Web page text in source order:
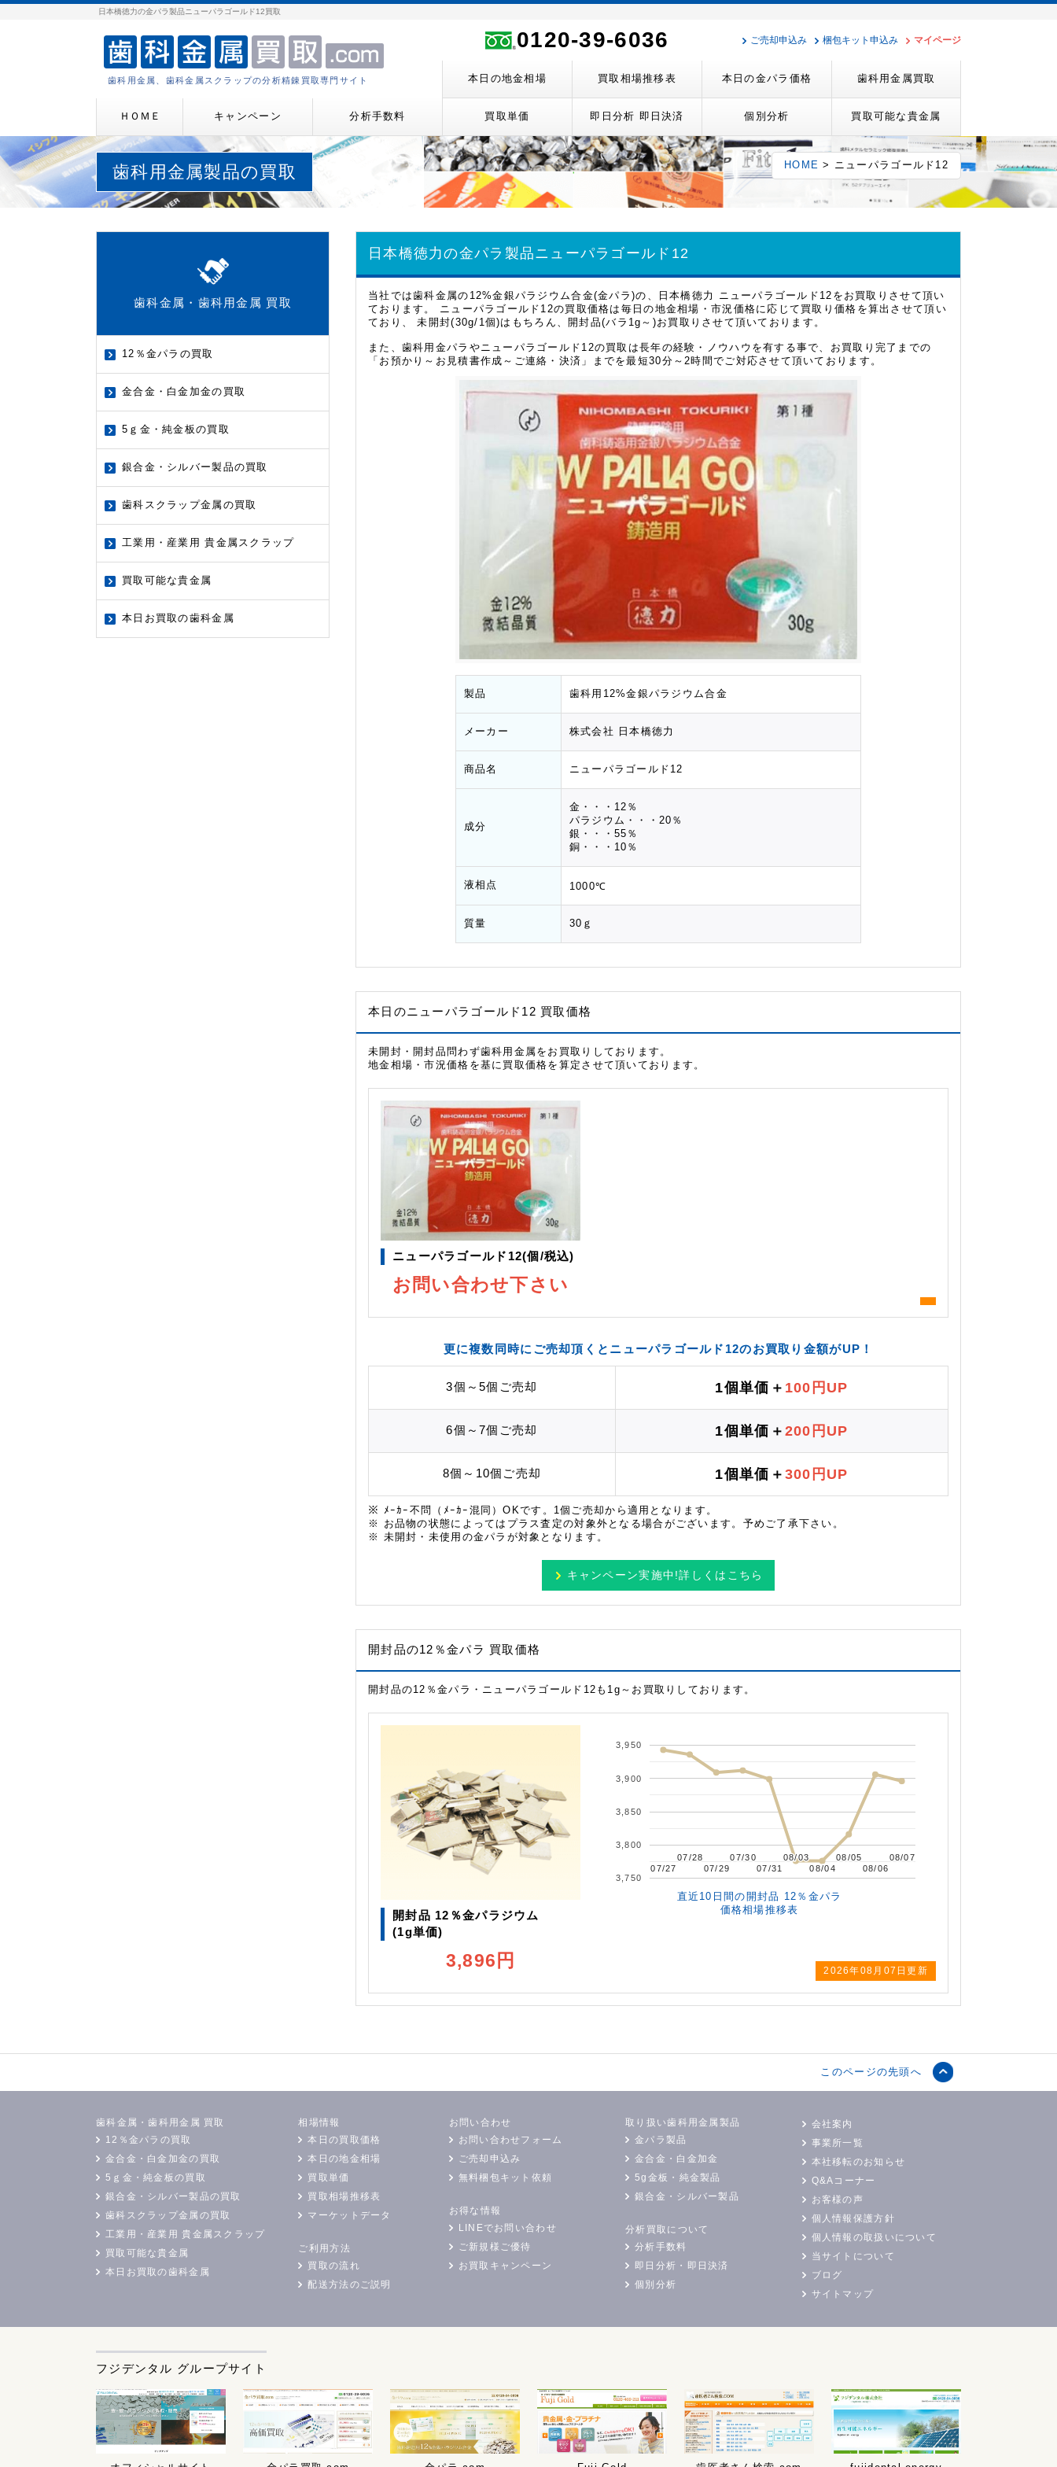
日本橋徳力の金パラ製品ニューパラゴールド12買取
歯科用金属、歯科金属スクラップの分析精錬買取専門サイト
0120-39-6036 ご売却申込み 梱包キット申込み マイページ
本日の地金相場 買取相場推移表 本日の金パラ価格 歯科用金属買取
ＨＯＭＥ キャンペーン 分析手数料 買取単価 即日分析 即日決済 個別分析 買取可能な貴金属
歯科用金属製品の買取 HOME > ニューパラゴールド12
日本橋徳力の金パラ製品ニューパラゴールド12
当社では歯科金属の12%金銀パラジウム合金(金パラ)の、日本橋徳力 ニューパラゴールド12をお買取りさせて頂い
ております。 ニューパラゴールド12の買取価格は毎日の地金相場・市況価格に応じて買取り価格を算出させて頂い
ており、 未開封(30g/1個)はもちろん、開封品(バラ1g～)お買取りさせて頂いております。
また、歯科用金パラやニューパラゴールド12の買取は長年の経験・ノウハウを有する事で、お買取り完了までの
「お預かり～お見積書作成～ご連絡・決済」までを最短30分～2時間でご対応させて頂いております。
製品 歯科用12%金銀パラジウム合金
メーカー 株式会社 日本橋徳力
商品名 ニューパラゴールド12
成分
金・・・12％
パラジウム・・・20％
銀・・・55％
銅・・・10％
液相点 1000℃
質量 30ｇ
本日のニューパラゴールド12 買取価格
未開封・開封品問わず歯科用金属をお買取りしております。
地金相場・市況価格を基に買取価格を算定させて頂いております。
ニューパラゴールド12(個/税込)
お問い合わせ下さい
更に複数同時にご売却頂くとニューパラゴールド12のお買取り金額がUP！
3個～5個 ご売却 1個単価＋ 100円UP
6個～7個 ご売却 1個単価＋ 200円UP
8個～10個 ご売却 1個単価＋ 300円UP
※ ﾒｰｶｰ不問（ﾒｰｶｰ混同）OKです。1個ご売却から適用となります。
※ お品物の状態によってはプラス査定の対象外となる場合がございます。予めご了承下さい。
※ 未開封・未使用の金パラが対象となります。
キャンペーン実施中!詳しくはこちら
開封品の12％金パラ 買取価格
開封品の12％金パラ・ニューパラゴールド12も1g～お買取りしております。
開封品 12％金パラジウム
(1g単価)
3,896円 2026年08月07日更新
07/27
07/27
07/28
07/28
07/29
07/29
07/30
07/30
07/31
07/31
08/03
08/03
08/04
08/04
08/05
08/05
08/06
08/06
08/07
08/07
3,750
3,800
3,850
3,900
3,950
直近10日間の開封品 12％金パラ
価格相場推移表
歯科金属・歯科用金属 買取
12％金パラの買取
金合金・白金加金の買取
5ｇ金・純金板の買取
銀合金・シルバー製品の買取
歯科スクラップ金属の買取
工業用・産業用 貴金属スクラップ
買取可能な貴金属
本日お買取の歯科金属
このページの先頭へ
歯科金属・歯科用金属 買取
12％金パラの買取
金合金・白金加金の買取
5ｇ金・純金板の買取
銀合金・シルバー製品の買取
歯科スクラップ金属の買取
工業用・産業用 貴金属スクラップ
買取可能な貴金属
本日お買取の歯科金属
相場情報
本日の買取価格
本日の地金相場
買取単価
買取相場推移表
マーケットデータ
ご利用方法
買取の流れ
配送方法のご説明
お問い合わせ
お問い合わせフォーム
ご売却申込み
無料梱包キット依頼
お得な情報
LINEでお問い合わせ
ご新規様ご優待
お買取キャンペーン
取り扱い歯科用金属製品
金パラ製品
金合金・白金加金
5g金板・純金製品
銀合金・シルバー製品
分析買取について
分析手数料
即日分析・即日決済
個別分析
会社案内
事業所一覧
本社移転のお知らせ
Q&Aコーナー
お客様の声
個人情報保護方針
個人情報の取扱いについて
当サイトについて
ブログ
サイトマップ
フジデンタル グループサイト